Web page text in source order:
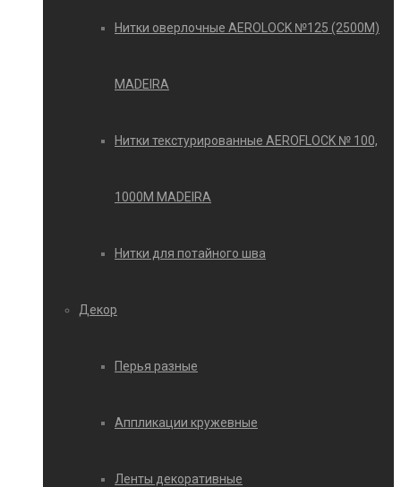
Нитки оверлочные AEROLOCK №125 (2500М)
MADEIRA
Нитки текстурированные AEROFLOCK № 100,
1000М MADEIRA
Нитки для потайного шва
Декор
Перья разные
Аппликации кружевные
Ленты декоративные